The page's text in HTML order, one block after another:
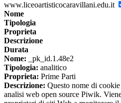
www.liceoartisticocaravillani.edu.it
Nome
Tipologia
Proprieta
Descrizione
Durata
Nome: _pk_id.1.48e2
Tipologia: analitico
Proprieta: Prime Parti
Descrizione: Questo nome di
analisi web open source Piwik.